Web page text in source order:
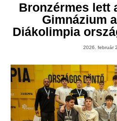
Bronzérmes lett
Gimnázium
Diákolimpia
2026. február